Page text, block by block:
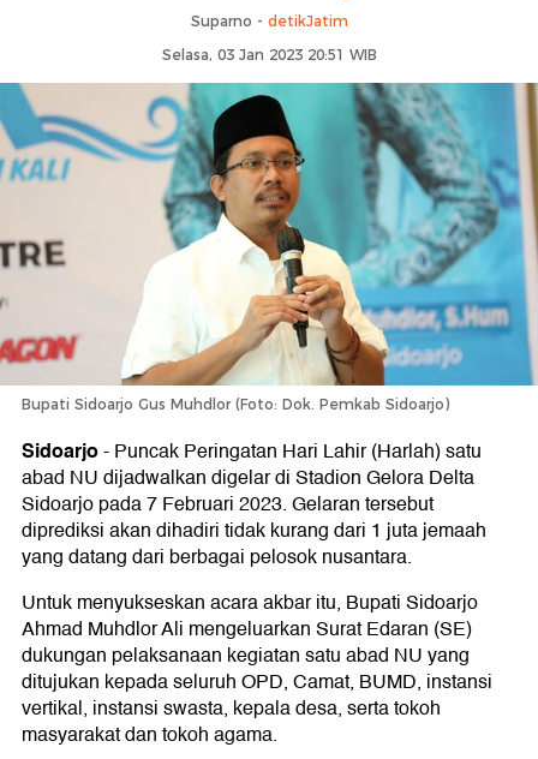
Suparno - detikJatim
Selasa, 03 Jan 2023 20:51 WIB
Bupati Sidoarjo Gus Muhdlor (Foto: Dok. Pemkab Sidoarjo)
Sidoarjo-Puncak Peringatan Hari Lahir (Harlah) satu
abad NU dijadwalkan digelar di Stadion Gelora Delta
Sidoarjo pada 7 Februari 2023. Gelaran tersebut
diprediksi akan dihadiri tidak kurang dari 1 juta jemaah
yang datang dari berbagai pelosok nusantara.
Untuk menyukseskan acara akbar itu, Bupati Sidoarjo
Ahmad Muhdlor Ali mengeluarkan Surat Edaran (SE)
dukungan pelaksanaan kegiatan satu abad NU yang
ditujukan kepada seluruh OPD, Camat, BUMD, instansi
vertikal, instansi swasta, kepala desa, serta tokoh
masyarakat dan tokoh agama.